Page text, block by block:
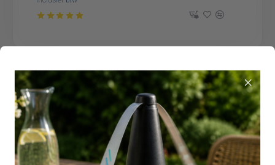
Op voorraad 1627008
Klamboe XXL - Recht formaat - 240 cm lang - 220
cm breed | Flystopper K2400